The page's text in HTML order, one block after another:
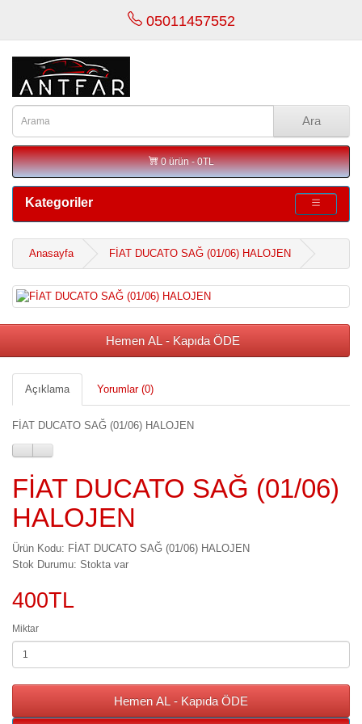
05011457552
Ara
0 ürün - 0TL
Kategoriler
Anasayfa FİAT DUCATO SAĞ (01/06) HALOJEN
Hemen AL - Kapıda ÖDE
Açıklama Yorumlar (0)
FİAT DUCATO SAĞ (01/06) HALOJEN
FİAT DUCATO SAĞ (01/06)
HALOJEN
Ürün Kodu: FİAT DUCATO SAĞ (01/06) HALOJEN
Stok Durumu: Stokta var
400TL
Miktar
Hemen AL - Kapıda ÖDE